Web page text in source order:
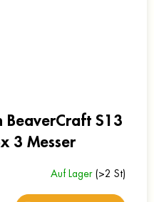
BeaverCraft S13
3 Messer
Auf Lager (>2 St)